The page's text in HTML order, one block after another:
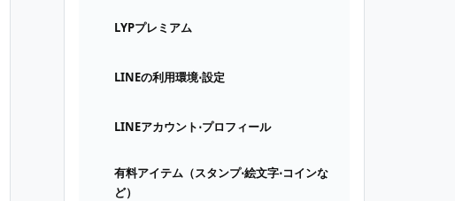
LYPプレミアム
LINEの利用環境⋅設定
LINEアカウント⋅プロフィール
有料アイテム（スタンプ⋅絵文字⋅コインな
ど）